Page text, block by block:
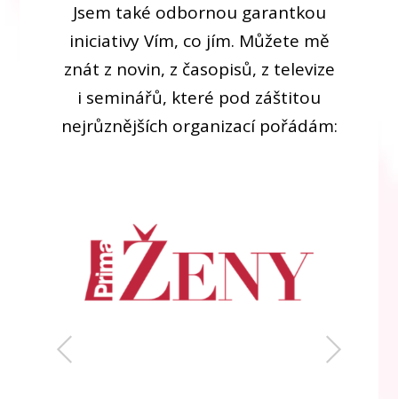
Jsem také odbornou garantkou
iniciativy Vím, co jím. Můžete mě
znát z novin, z časopisů, z televize
i seminářů, které pod záštitou
nejrůznějších organizací pořádám: